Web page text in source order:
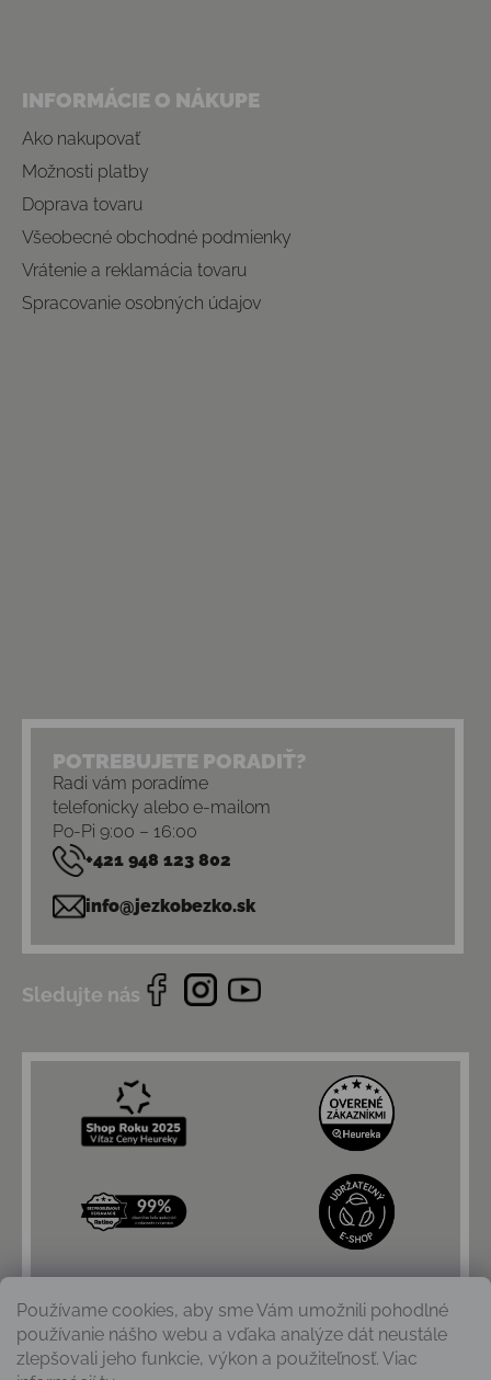
Používame cookies, aby sme Vám umožnili pohodlné
používanie nášho webu a vďaka analýze dát neustále
zlepšovali jeho funkcie, výkon a použiteľnosť. Viac
INFORMÁCIE O NÁKUPE
Ako nakupovať
Možnosti platby
Doprava tovaru
Všeobecné obchodné podmienky
Vrátenie a reklamácia tovaru
Spracovanie osobných údajov
POTREBUJETE PORADIŤ?
Radi vám poradíme
telefonicky alebo e-mailom
Po-Pi 9:00 – 16:00
+421 948 123 802
info@jezkobezko.sk
Sledujte nás